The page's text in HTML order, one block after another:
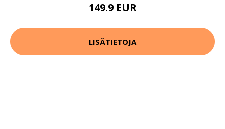
149.9 EUR
LISÄTIETOJA